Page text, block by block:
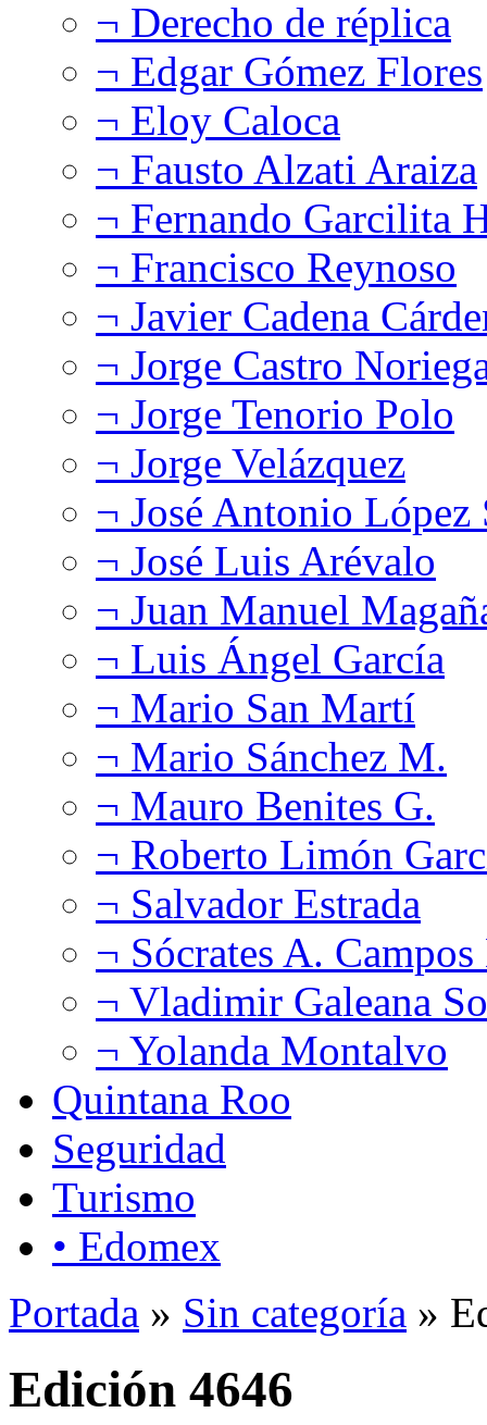
¬ Derecho de réplica
¬ Edgar Gómez Flores
¬ Eloy Caloca
¬ Fausto Alzati Araiza
¬ Fernando Garcilita
¬ Francisco Reynoso
¬ Javier Cadena
¬ Jorge Castro
¬ Jorge Tenorio Polo
¬ Jorge Velázquez
¬ José Antonio López
¬ José Luis Arévalo
¬ Juan Manuel
¬ Luis Ángel García
¬ Mario San Martí
¬ Mario Sánchez M.
¬ Mauro Benites G.
¬ Roberto Limón
¬ Salvador Estrada
¬ Sócrates A.
¬ Vladimir Galeana
¬ Yolanda Montalvo
Quintana Roo
Seguridad
Turismo
• Edomex
Portada » Sin categoría »
Edición 4646